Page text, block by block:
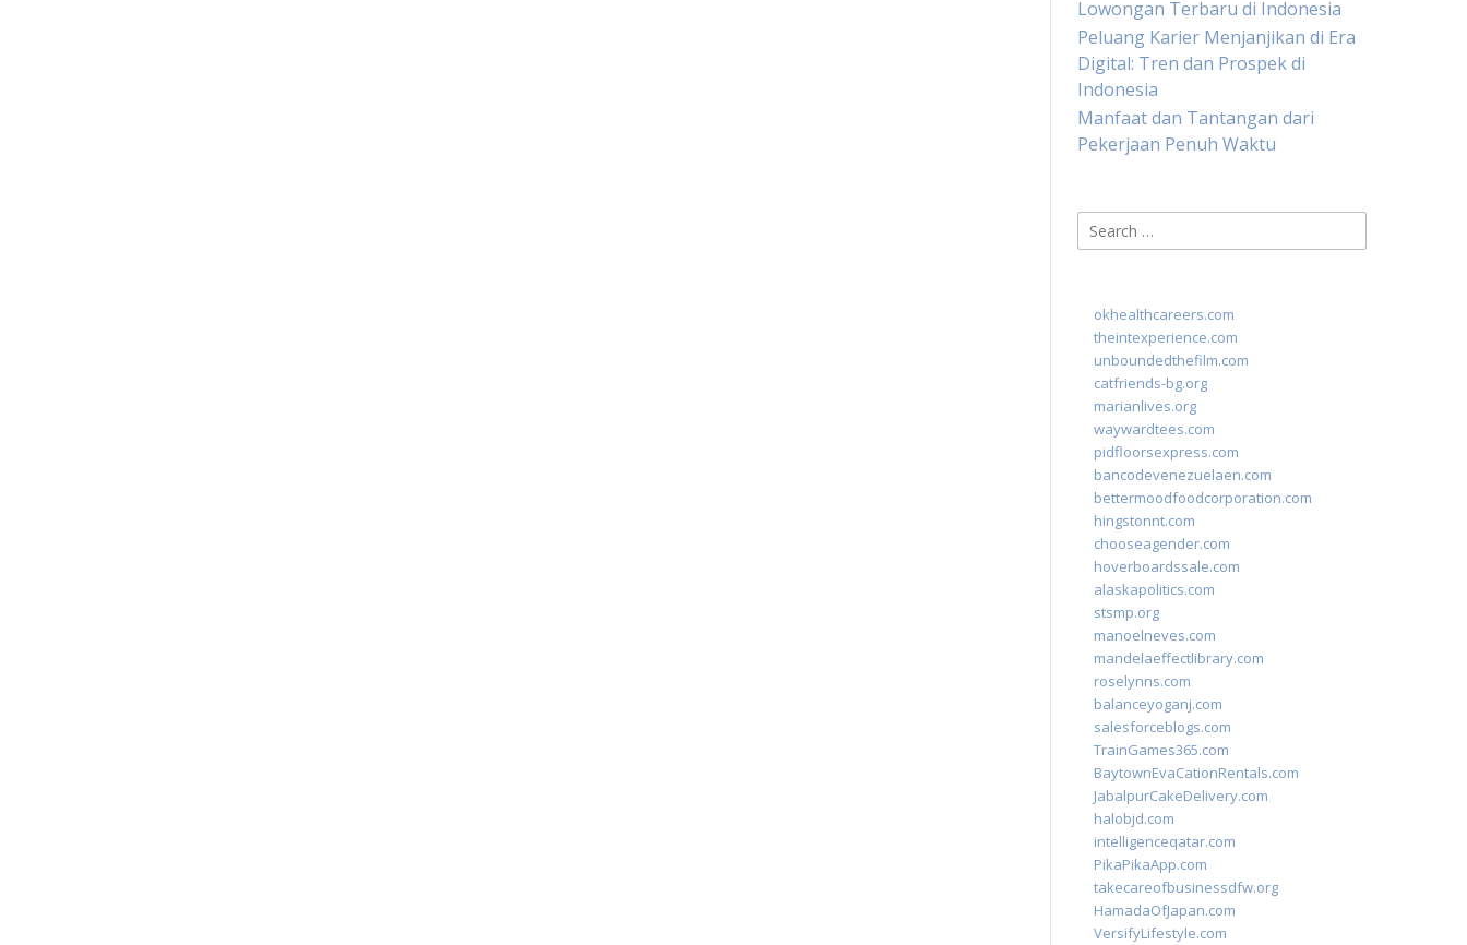
Lowongan Terbaru di Indonesia
Peluang Karier Menjanjikan di Era
Digital: Tren dan Prospek di
Indonesia
Manfaat dan Tantangan dari
Pekerjaan Penuh Waktu
Search
for:
okhealthcareers.com
theintexperience.com
unboundedthefilm.com
catfriends-bg.org
marianlives.org
waywardtees.com
pidfloorsexpress.com
bancodevenezuelaen.com
bettermoodfoodcorporation.com
hingstonnt.com
chooseagender.com
hoverboardssale.com
alaskapolitics.com
stsmp.org
manoelneves.com
mandelaeffectlibrary.com
roselynns.com
balanceyoganj.com
salesforceblogs.com
TrainGames365.com
BaytownEvaCationRentals.com
JabalpurCakeDelivery.com
halobjd.com
intelligenceqatar.com
PikaPikaApp.com
takecareofbusinessdfw.org
HamadaOfJapan.com
VersifyLifestyle.com